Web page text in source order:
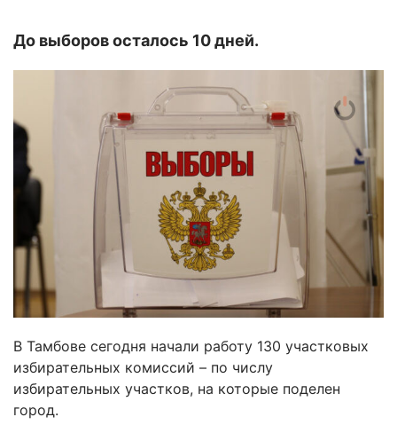
До выборов осталось 10 дней.
В Тамбове сегодня начали работу 130 участковых
избирательных комиссий – по числу
избирательных участков, на которые поделен
город.